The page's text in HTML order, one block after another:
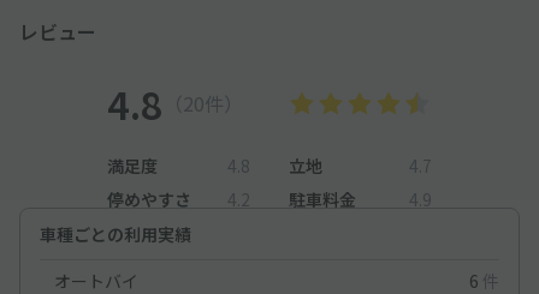
レビュー
4.8 （20件）
満足度 4.8 立地
4.7
停めやすさ
4.2 駐車料金
4.9
車種ごとの利用実績
オートバイ
6 件